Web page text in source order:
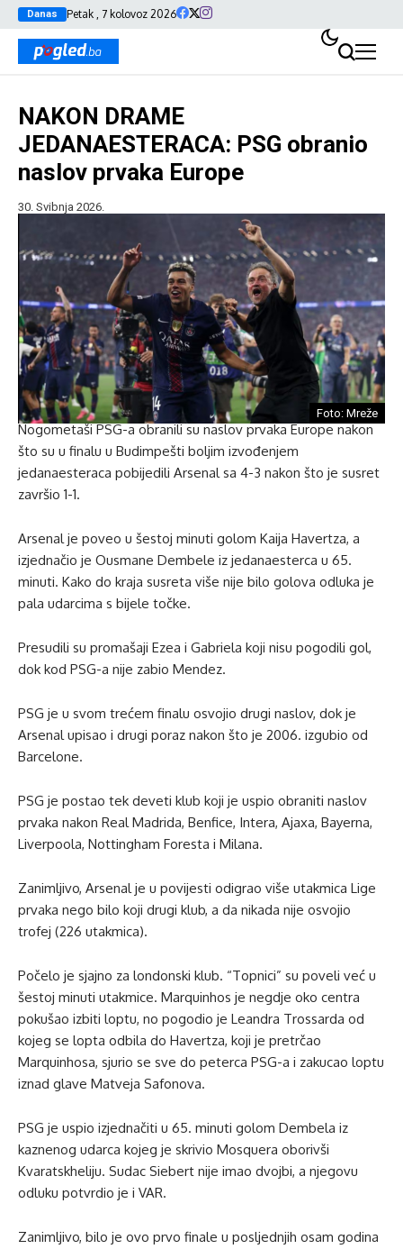
Danas Petak , 7 kolovoz 2026
NAKON DRAME
JEDANAESTERACA: PSG obranio
naslov prvaka Europe
30. Svibnja 2026.
Foto: Mreže
Nogometaši PSG-a obranili su naslov prvaka Europe nakon
što su u finalu u Budimpešti boljim izvođenjem
jedanaesteraca pobijedili Arsenal sa 4-3 nakon što je susret
završio 1-1.
Arsenal je poveo u šestoj minuti golom Kaija Havertza, a
izjednačio je Ousmane Dembele iz jedanaesterca u 65.
minuti. Kako do kraja susreta više nije bilo golova odluka je
pala udarcima s bijele točke.
Presudili su promašaji Ezea i Gabriela koji nisu pogodili gol,
dok kod PSG-a nije zabio Mendez.
PSG je u svom trećem finalu osvojio drugi naslov, dok je
Arsenal upisao i drugi poraz nakon što je 2006. izgubio od
Barcelone.
PSG je postao tek deveti klub koji je uspio obraniti naslov
prvaka nakon Real Madrida, Benfice, Intera, Ajaxa, Bayerna,
Liverpoola, Nottingham Foresta i Milana.
Zanimljivo, Arsenal je u povijesti odigrao više utakmica Lige
prvaka nego bilo koji drugi klub, a da nikada nije osvojio
trofej (226 utakmica).
Počelo je sjajno za londonski klub. “Topnici” su poveli već u
šestoj minuti utakmice. Marquinhos je negdje oko centra
pokušao izbiti loptu, no pogodio je Leandra Trossarda od
kojeg se lopta odbila do Havertza, koji je pretrčao
Marquinhosa, sjurio se sve do peterca PSG-a i zakucao loptu
iznad glave Matveja Safonova.
PSG je uspio izjednačiti u 65. minuti golom Dembela iz
kaznenog udarca kojeg je skrivio Mosquera oborivši
Kvaratskheliju. Sudac Siebert nije imao dvojbi, a njegovu
odluku potvrdio je i VAR.
Zanimljivo, bilo je ovo prvo finale u posljednjih osam godina